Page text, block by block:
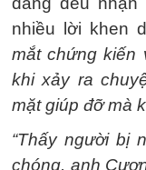
nhiều lời khen
mắt chứng kiến
khi xảy ra
mặt giúp đỡ mà
“Thấy người bị
chóng, anh